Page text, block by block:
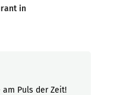
in
Puls der Zeit!